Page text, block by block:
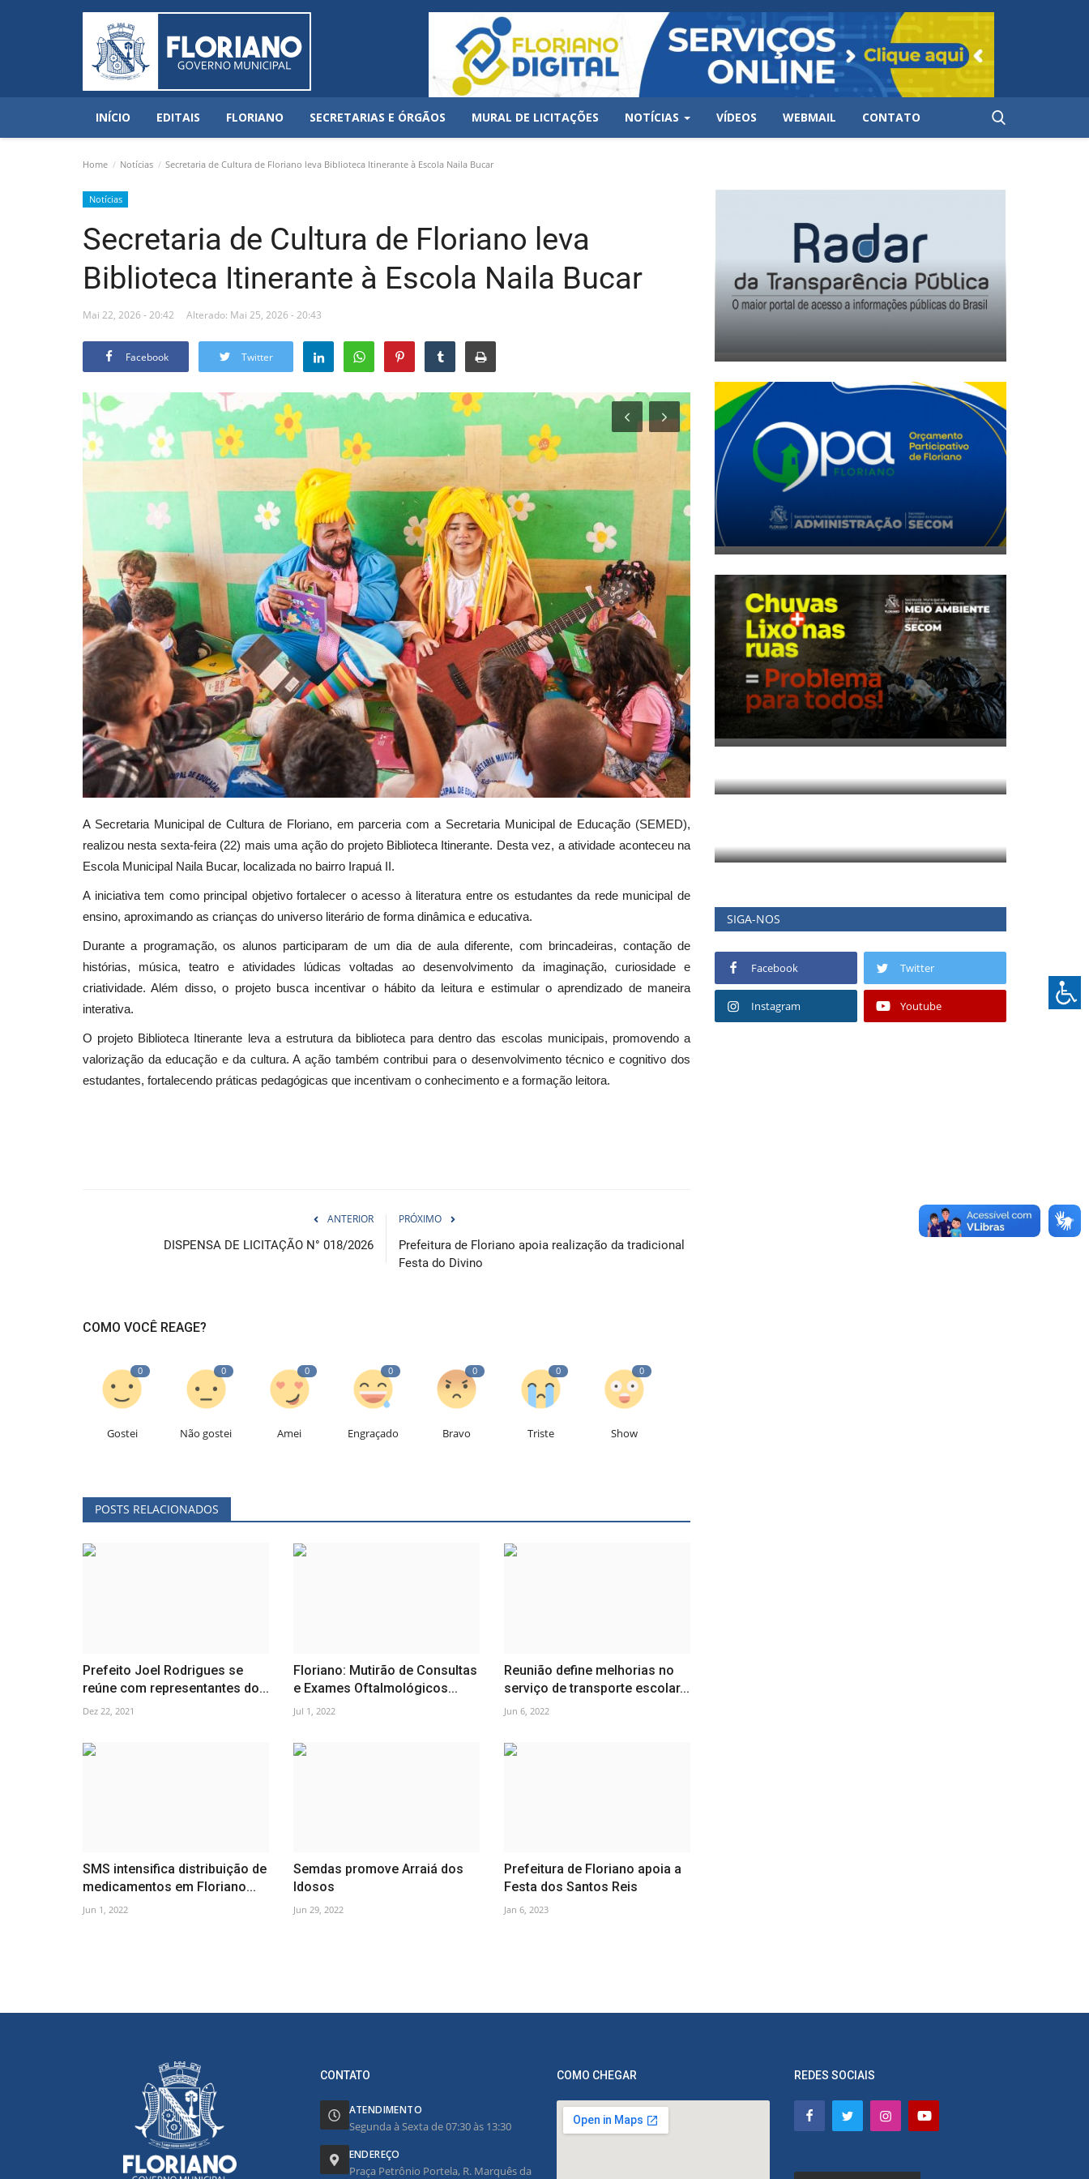
INÍCIO EDITAIS FLORIANO SECRETARIAS E ÓRGÃOS MURAL DE LICITAÇÕES NOTÍCIAS VÍDEOS WEBMAIL CONTATO
Home Notícias Secretaria de Cultura de Floriano leva Biblioteca Itinerante à Escola Naila Bucar
Notícias
Secretaria de Cultura de Floriano leva
Biblioteca Itinerante à Escola Naila Bucar
Mai 22, 2026 - 20:42 Alterado: Mai 25, 2026 - 20:43
Facebook Twitter
A Secretaria Municipal de Cultura de Floriano, em parceria com a Secretaria Municipal de Educação (SEMED),
realizou nesta sexta-feira (22) mais uma ação do projeto Biblioteca Itinerante. Desta vez, a atividade aconteceu na
Escola Municipal Naila Bucar, localizada no bairro Irapuá II.
A iniciativa tem como principal objetivo fortalecer o acesso à literatura entre os estudantes da rede municipal de
ensino, aproximando as crianças do universo literário de forma dinâmica e educativa.
Durante a programação, os alunos participaram de um dia de aula diferente, com brincadeiras, contação de
histórias, música, teatro e atividades lúdicas voltadas ao desenvolvimento da imaginação, curiosidade e
criatividade. Além disso, o projeto busca incentivar o hábito da leitura e estimular o aprendizado de maneira
interativa.
O projeto Biblioteca Itinerante leva a estrutura da biblioteca para dentro das escolas municipais, promovendo a
valorização da educação e da cultura. A ação também contribui para o desenvolvimento técnico e cognitivo dos
estudantes, fortalecendo práticas pedagógicas que incentivam o conhecimento e a formação leitora.
ANTERIOR
DISPENSA DE LICITAÇÃO N° 018/2026
PRÓXIMO
Prefeitura de Floriano apoia realização da tradicional
Festa do Divino
COMO VOCÊ REAGE?
0
Gostei
0
Não gostei
0
Amei
0
Engraçado
0
Bravo
0
Triste
0
Show
POSTS RELACIONADOS
Prefeito Joel Rodrigues se
reúne com representantes do...
Dez 22, 2021
Floriano: Mutirão de Consultas
e Exames Oftalmológicos...
Jul 1, 2022
Reunião define melhorias no
serviço de transporte escolar...
Jun 6, 2022
SMS intensifica distribuição de
medicamentos em Floriano...
Jun 1, 2022
Semdas promove Arraiá dos
Idosos
Jun 29, 2022
Prefeitura de Floriano apoia a
Festa dos Santos Reis
Jan 6, 2023
SIGA-NOS
Facebook Twitter
Instagram Youtube
CONTATO
ATENDIMENTO
Segunda à Sexta de 07:30 às 13:30
ENDEREÇO
Praça Petrônio Portela, R. Marquês da
COMO CHEGAR REDES SOCIAIS